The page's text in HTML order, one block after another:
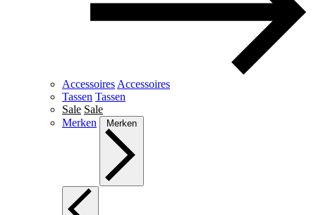
Accessoires Accessoires
Tassen Tassen
Sale Sale
Merken
Merken